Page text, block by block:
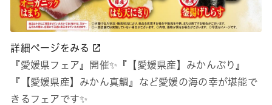
詳細ページをみる
『愛媛県フェア』開催✨『【愛媛県産】みかんぶり』
『【愛媛県産】みかん真鯛』など愛媛の海の幸が堪能で
きるフェアです✨